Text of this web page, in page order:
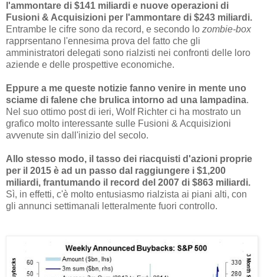
l'ammontare di $141 miliardi e nuove operazioni di
Fusioni & Acquisizioni per l'ammontare di $243 miliardi.
Entrambe le cifre sono da record, e secondo lo zombie-box
rapprsentano l'ennesima prova del fatto che gli
amministratori delegati sono rialzisti nei confronti delle loro
aziende e delle prospettive economiche.
Eppure a me queste notizie fanno venire in mente uno
sciame di falene che brulica intorno ad una lampadina.
Nel suo ottimo post di ieri, Wolf Richter ci ha mostrato un
grafico molto interessante sulle Fusioni & Acquisizioni
avvenute sin dall'inizio del secolo.
Allo stesso modo, il tasso dei riacquisti d'azioni proprie
per il 2015 è ad un passo dal raggiungere i $1,200
miliardi, frantumando il record del 2007 di $863 miliardi.
Sì, in effetti, c'è molto entusiasmo rialzista ai piani alti, con
gli annunci settimanali letteralmente fuori controllo.